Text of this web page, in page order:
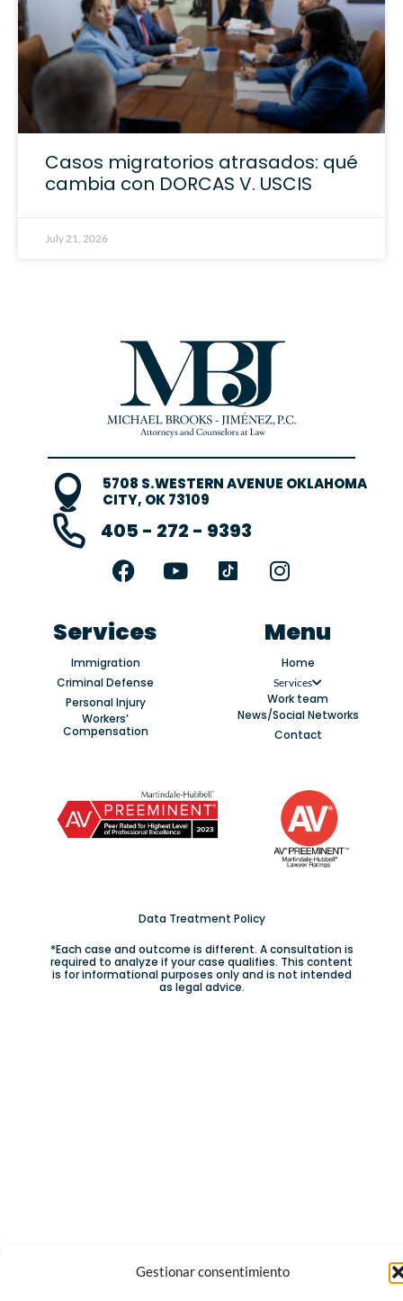
Gestionar consentimiento
Casos migratorios atrasados: qué
cambia con DORCAS V. USCIS
July 21, 2026
5708 S.WESTERN AVENUE OKLAHOMA
CITY, OK 73109
405 - 272 - 9393
F
a
e
b
o
o
k
Y
o
I
n
t
a
g
r
a
m
Services
Immigration
Criminal Defense
Personal Injury
Workers’
Compensation
Menu
Home
Services
Work team
News/Social Networks
Contact
Data Treatment Policy
*Each case and outcome is different. A consultation is
required to analyze if your case qualifies. This content
is for informational purposes only and is not intended
as legal advice.